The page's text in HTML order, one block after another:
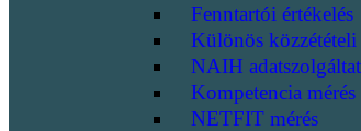
Fenntartói értékelés
Különös közzétételi
NAIH
Kompetencia mérés
NETFIT mérés